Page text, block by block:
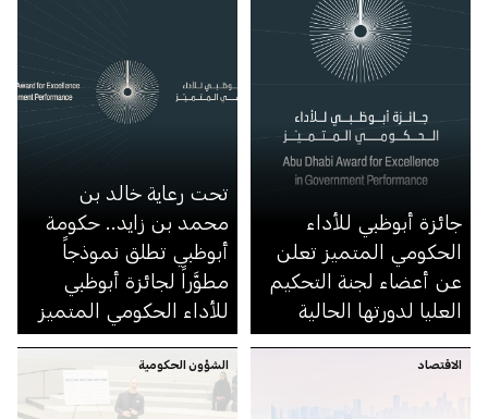
جائزة أبوظبي للأداء
الحكومي المتميز تعلن
عن أعضاء لجنة التحكيم
العليا لدورتها الحالية
تحت رعاية خالد بن
محمد بن زايد.. حكومة
أبوظبي تطلق نموذجاً
مطوَّراً لجائزة أبوظبي
للأداء الحكومي المتميز
الاقتصاد الشؤون الحكومية